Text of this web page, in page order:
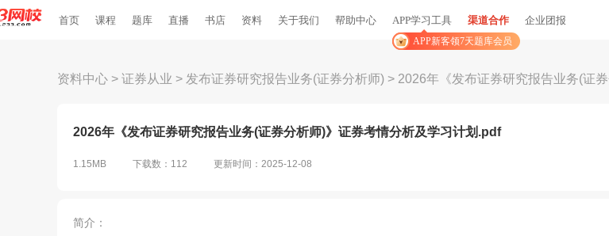
首页 课程 题库 直播 书店 资料 关于我们 帮助中心 APP学习工具
APP新客领7天题库会员
渠道合作 企业团报
资料中心 > 证券从业 > 发布证券研究报告业务(证券分析师) > 2026年《发布证券研究报告业务(证
2026年《发布证券研究报告业务(证券分析师)》证券考情分析及学习计划.pdf
1.15MB 下载数：112 更新时间：2025-12-08
简介：